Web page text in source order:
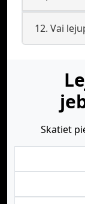
12. Vai
Skatiet